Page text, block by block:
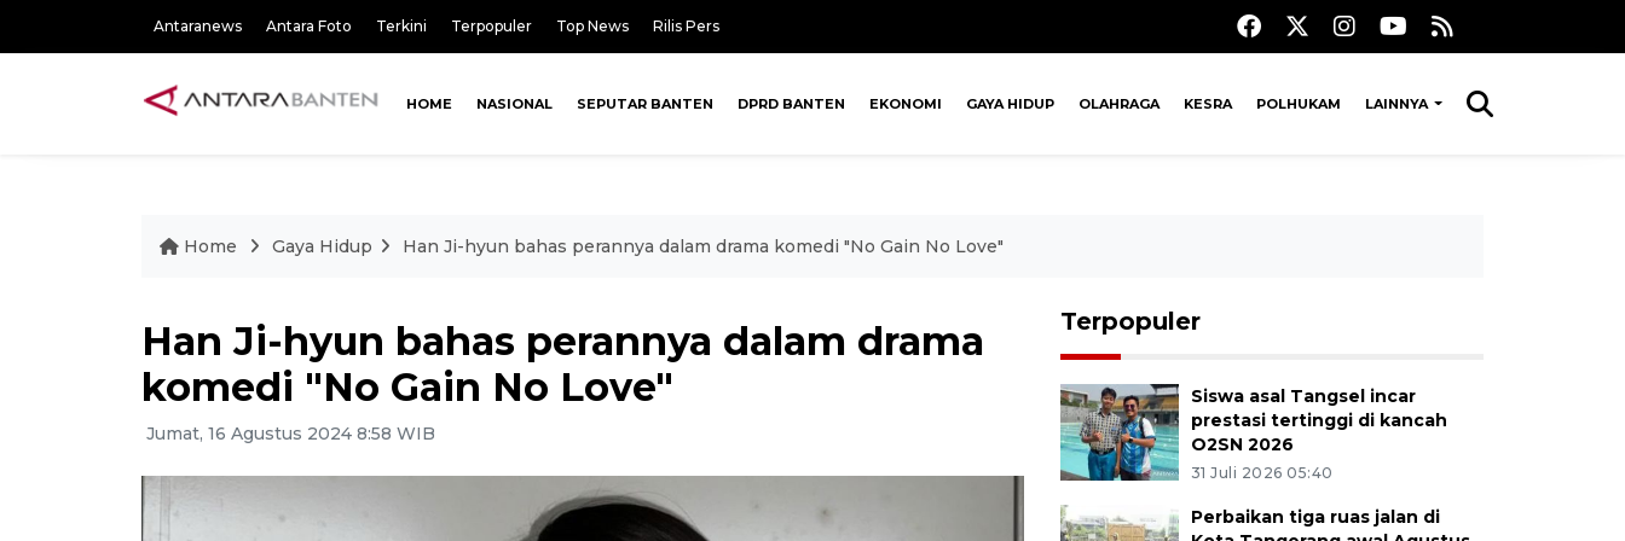
Antaranews Antara Foto Terkini Terpopuler Top News Rilis Pers
HOME NASIONAL SEPUTAR BANTEN DPRD BANTEN EKONOMI GAYA HIDUP OLAHRAGA KESRA POLHUKAM LAINNYA
Home Gaya Hidup Han Ji-hyun bahas perannya dalam drama komedi "No Gain No Love"
Han Ji-hyun bahas perannya dalam drama
komedi "No Gain No Love"
Jumat, 16 Agustus 2024 8:58 WIB
Terpopuler
Siswa asal Tangsel incar
prestasi tertinggi di kancah
O2SN 2026
31 Juli 2026 05:40
Perbaikan tiga ruas jalan di